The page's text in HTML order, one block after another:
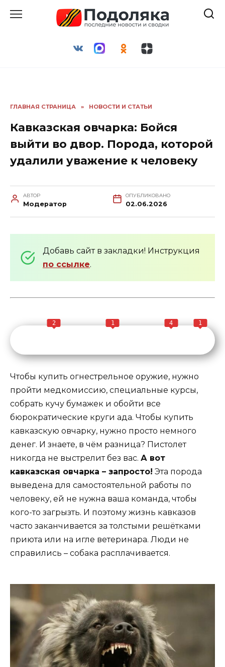
ГЛАВНАЯ СТРАНИЦА » НОВОСТИ И СТАТЬИ
Кавказская овчарка: Бойся
выйти во двор. Порода, которой
удалили уважение к человеку
АВТОР
Модератор
ОПУБЛИКОВАНО
02.06.2026
Добавь сайт в закладки! Инструкция
по ссылке.
2 1 4 1
Чтобы купить огнестрельное оружие, нужно
пройти медкомиссию, специальные курсы,
собрать кучу бумажек и обойти все
бюрократические круги ада. Чтобы купить
кавказскую овчарку, нужно просто немного
денег. И знаете, в чём разница? Пистолет
никогда не выстрелит без вас. А вот
кавказская овчарка – запросто! Эта порода
выведена для самостоятельной работы по
человеку, ей не нужна ваша команда, чтобы
кого-то загрызть. И поэтому жизнь кавказов
часто заканчивается за толстыми решётками
приюта или на игле ветеринара. Люди не
справились – собака расплачивается.